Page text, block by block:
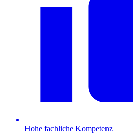
Hohe fachliche Kompetenz